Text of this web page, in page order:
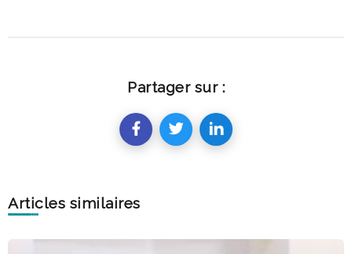
Partager sur :
Articles similaires